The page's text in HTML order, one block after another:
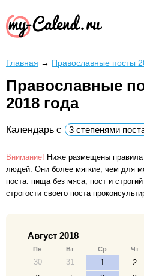
Главная → Православные посты
Православные
2018 года
Календарь с 3 степенями
Внимание! Ниже размещены
людей. Они более мягкие, чем для
поста: пища без мяса, пост и
строгости своего поста
Август 2018
Пн Вт Ср Чт
30 31 1 2